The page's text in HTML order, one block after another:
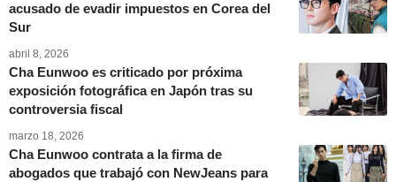
acusado de evadir impuestos en Corea del
Sur
abril 8, 2026
Cha Eunwoo es criticado por próxima
exposición fotográfica en Japón tras su
controversia fiscal
marzo 18, 2026
Cha Eunwoo contrata a la firma de
abogados que trabajó con NewJeans para